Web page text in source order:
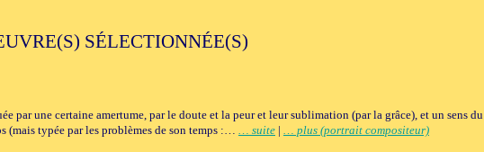
SÉLECTIONNÉE(S)
par une certaine amertume, par le doute et la peur et leur sublimation (par la grâce), et un sens du
(mais typée par les problèmes de son temps :… … suite | … plus (portrait compositeur)